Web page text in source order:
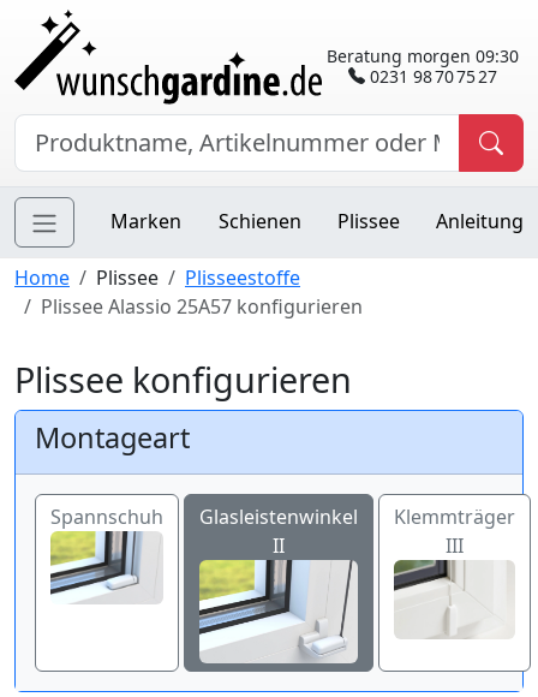
Beratung morgen 09:30
0231 98 70 75 27
Marken Schienen Plissee Anleitung
Home Plissee
Plisseestoffe
Plissee Alassio 25A57 konfigurieren
Plissee konfigurieren
Montageart
Spannschuh
Glasleistenwinkel
II
Klemmträger
III